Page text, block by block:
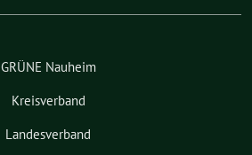
GRÜNE Nauheim
Kreisverband
Landesverband